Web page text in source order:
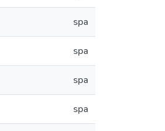
spa
spa
spa
spa